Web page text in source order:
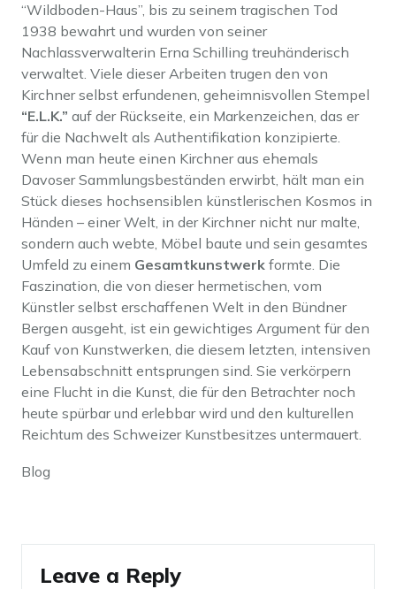
“Wildboden-Haus”, bis zu seinem tragischen Tod
1938 bewahrt und wurden von seiner
Nachlassverwalterin Erna Schilling treuhänderisch
verwaltet. Viele dieser Arbeiten trugen den von
Kirchner selbst erfundenen, geheimnisvollen Stempel
“E.L.K.” auf der Rückseite, ein Markenzeichen, das er
für die Nachwelt als Authentifikation konzipierte.
Wenn man heute einen Kirchner aus ehemals
Davoser Sammlungsbeständen erwirbt, hält man ein
Stück dieses hochsensiblen künstlerischen Kosmos in
Händen – einer Welt, in der Kirchner nicht nur malte,
sondern auch webte, Möbel baute und sein gesamtes
Umfeld zu einem Gesamtkunstwerk formte. Die
Faszination, die von dieser hermetischen, vom
Künstler selbst erschaffenen Welt in den Bündner
Bergen ausgeht, ist ein gewichtiges Argument für den
Kauf von Kunstwerken, die diesem letzten, intensiven
Lebensabschnitt entsprungen sind. Sie verkörpern
eine Flucht in die Kunst, die für den Betrachter noch
heute spürbar und erlebbar wird und den kulturellen
Reichtum des Schweizer Kunstbesitzes untermauert.
Blog
Leave a Reply